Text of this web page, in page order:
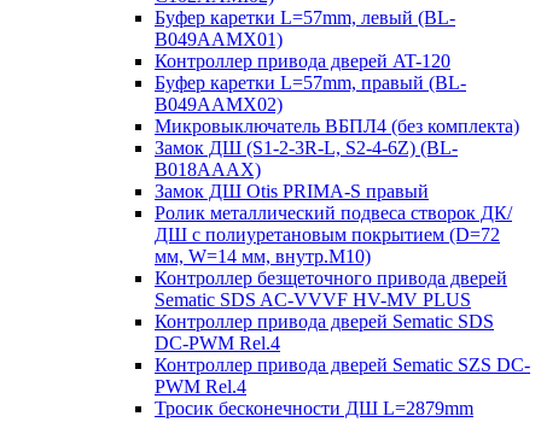
Буфер каретки L=57mm, левый (BL-
B049AAMX01)
Контроллер привода дверей AT-120
Буфер каретки L=57mm, правый (BL-
B049AAMX02)
Микровыключатель ВБПЛ4 (без комплекта)
Замок ДШ (S1-2-3R-L, S2-4-6Z) (BL-
B018AAAX)
Замок ДШ Otis PRIMA-S правый
Ролик металлический подвеса створок ДК/
ДШ с полиуретановым покрытием (D=72
мм, W=14 мм, внутр.М10)
Контроллер безщеточного привода дверей
Sematiс SDS AC-VVVF HV-MV PLUS
Контроллер привода дверей Sematic SDS
DC-PWM Rel.4
Контроллер привода дверей Sematic SZS DC-
PWM Rel.4
Тросик бесконечности ДШ L=2879mm